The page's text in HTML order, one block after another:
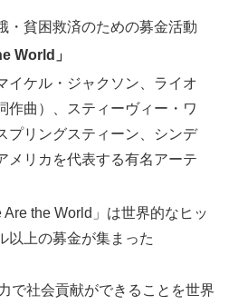
・貧困救済のための募金活動
World」
イケル・ジャクソン、ライオ
作曲）、スティーヴィー・ワ
プリングスティーン、シンデ
メリカを代表する有名アーテ
Are the World」は世界的なヒッ
以上の募金が集まった
で社会貢献ができることを世界